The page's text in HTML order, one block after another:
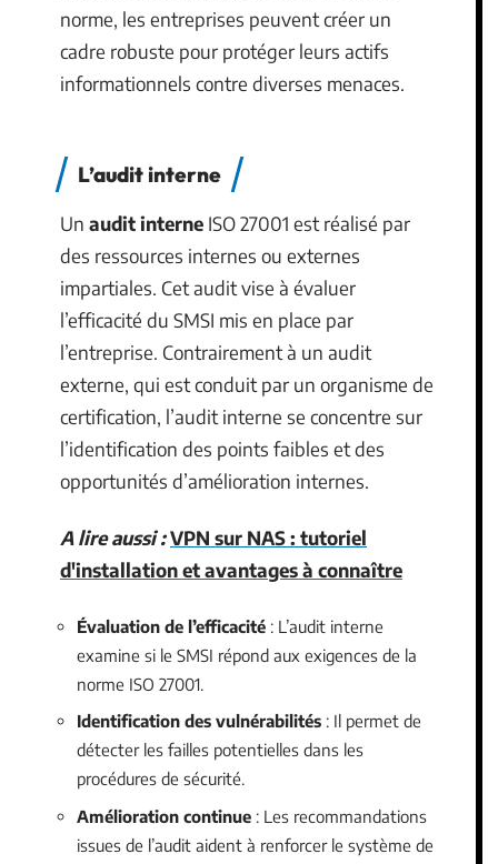
norme, les entreprises peuvent créer un
cadre robuste pour protéger leurs actifs
informationnels contre diverses menaces.
L’audit interne
Un audit interne ISO 27001 est réalisé par
des ressources internes ou externes
impartiales. Cet audit vise à évaluer
l’efficacité du SMSI mis en place par
l’entreprise. Contrairement à un audit
externe, qui est conduit par un organisme de
certification, l’audit interne se concentre sur
l’identification des points faibles et des
opportunités d’amélioration internes.
A lire aussi :VPN sur NAS : tutoriel
d'installation et avantages à connaître
Évaluation de l’efficacité : L’audit interne
examine si le SMSI répond aux exigences de la
norme ISO 27001.
Identification des vulnérabilités : Il permet de
détecter les failles potentielles dans les
procédures de sécurité.
Amélioration continue : Les recommandations
issues de l’audit aident à renforcer le système de